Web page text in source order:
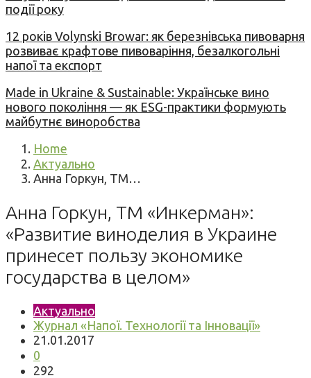
події року
12 років Volynski Browar: як березнівська пивоварня
розвиває крафтове пивоваріння, безалкогольні
напої та експорт
Made in Ukraine & Sustainable: Українське вино
нового покоління — як ESG-практики формують
майбутнє виноробства
Home
Актуально
Анна Горкун, ТМ…
Анна Горкун, ТМ «Инкерман»:
«Развитие виноделия в Украине
принесет пользу экономике
государства в целом»
Актуально
Журнал «Напої. Технології та Інновації»
21.01.2017
0
292